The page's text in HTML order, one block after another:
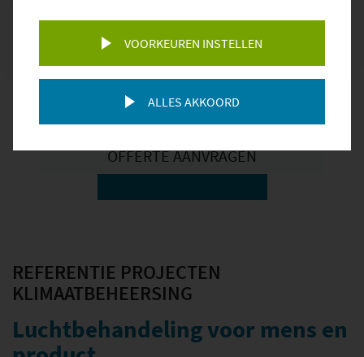
OFFERTE AANVRAGEN
REFERENTIE PROJECTEN
KLIMAATBEHEERSING
Luchtbehandeling voor mens en
VOORKEUREN INSTELLEN
ALLES AKKOORD